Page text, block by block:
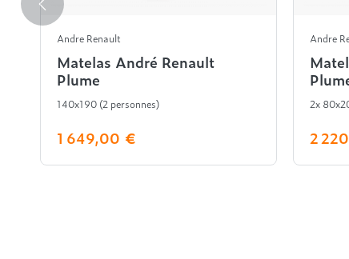
Andre Renault
Matelas André Renault
Plume
140x190 (2 personnes)
1 649,00 €
Andre
2x
2